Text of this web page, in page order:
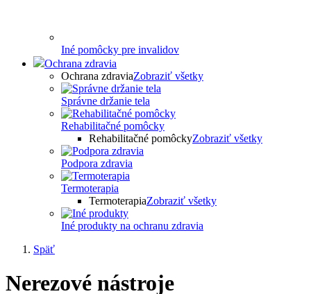
Iné pomôcky pre invalidov
Ochrana zdravia
Ochrana zdraviaZobraziť všetky
Správne držanie tela
Rehabilitačné pomôcky
Rehabilitačné pomôckyZobraziť všetky
Podpora zdravia
Termoterapia
TermoterapiaZobraziť všetky
Iné produkty na ochranu zdravia
Späť
Nerezové nástroje